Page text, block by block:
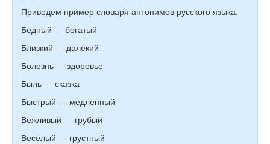
Приведем пример словаря антонимов русского языка.
Бедный — богатый
Близкий — далёкий
Болезнь — здоровье
Быль — сказка
Быстрый — медленный
Вежливый — грубый
Весёлый — грустный